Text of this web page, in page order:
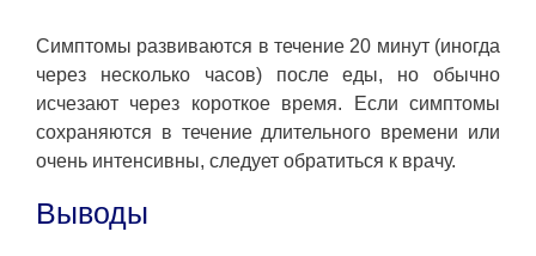
Симптомы развиваются в течение 20 минут (иногда
через несколько часов) после еды, но обычно
исчезают через короткое время. Если симптомы
сохраняются в течение длительного времени или
очень интенсивны, следует обратиться к врачу.
Выводы